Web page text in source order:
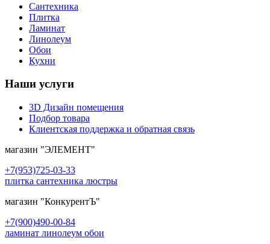
Сантехника
Плитка
Ламинат
Линолеум
Обои
Кухни
Наши услуги
3D Дизайн помещения
Подбор товара
Клиентская поддержка и обратная связь
магазин "ЭЛЕМЕНТ"
+7(953)725-03-33
плитка сантехника люстры
магазин "КонкурентЪ"
+7(900)490-00-84
ламинат линолеум обои